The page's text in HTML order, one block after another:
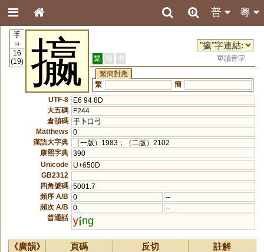
粵
普
手
64
16
(19)
攍 繁 簡 港
單讀音字
繁簡對應
繁
簡
UTF-8
E6 94 8D
大五碼
F244
倉頡碼 手卜口弓
Matthews
0
漢語大字典
（一版）1983；（二版）2102
康熙字典 390
Unicode
U+650D
GB2312
四角號碼 5001.7
頻序 A/B
0
--
頻次 A/B
0
--
普通話 y ng
《廣韻》 頁碼 反切
註解